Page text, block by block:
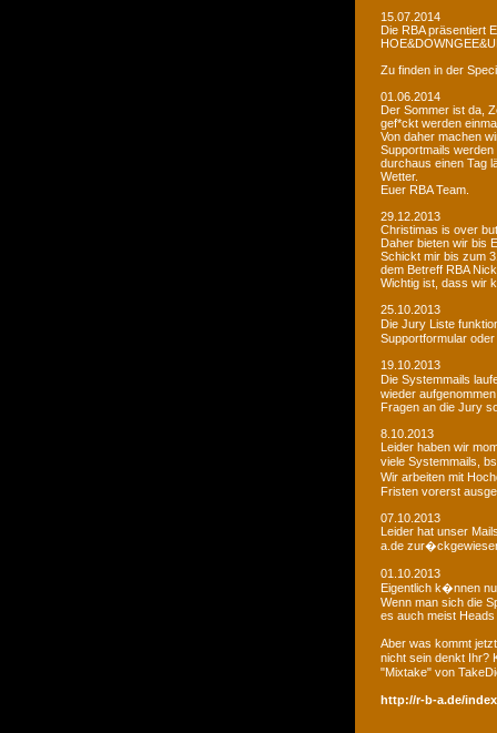
15.07.2014
Die RBA präsentiert
Zu finden in der
01.06.2014
Der Sommer ist da,
gef*ckt werden
Von daher machen
Supportmails
durchaus einen Tag
Wetter.
Euer RBA Team.
29.12.2013
Christimas is over
Daher bieten wir bis
Schickt mir bis zum
dem Betreff RBA
Wichtig ist, dass wir
25.10.2013
Die Jury Liste
Supportformular
19.10.2013
Die Systemmails
wieder
Fragen an die Jury
8.10.2013
Leider haben wir
viele Systemmails,
Wir arbeiten mit
Fristen vorerst
07.10.2013
Leider hat unser
a.de
01.10.2013
Eigentlich k�nnen
Wenn man sich die
es auch meist
Aber was kommt
nicht sein denkt Ihr?
"Mixtake" von
http://r-b-a.de/